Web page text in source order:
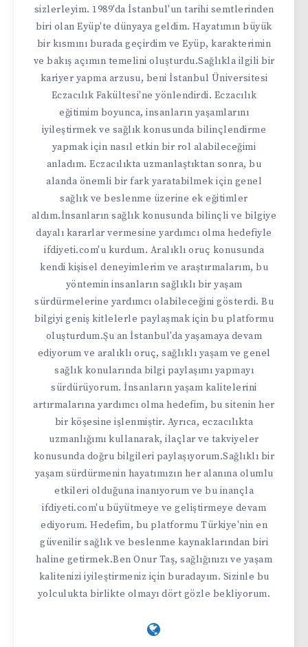
sizlerleyim. 1989'da İstanbul'un tarihi semtlerinden
biri olan Eyüp'te dünyaya geldim. Hayatımın büyük
bir kısmını burada geçirdim ve Eyüp, karakterimin
ve bakış açımın temelini oluşturdu.Sağlıkla ilgili bir
kariyer yapma arzusu, beni İstanbul Üniversitesi
Eczacılık Fakültesi'ne yönlendirdi. Eczacılık
eğitimim boyunca, insanların yaşamlarını
iyileştirmek ve sağlık konusunda bilinçlendirme
yapmak için nasıl etkin bir rol alabileceğimi
anladım. Eczacılıkta uzmanlaştıktan sonra, bu
alanda önemli bir fark yaratabilmek için genel
sağlık ve beslenme üzerine ek eğitimler
aldım.İnsanların sağlık konusunda bilinçli ve bilgiye
dayalı kararlar vermesine yardımcı olma hedefiyle
ifdiyeti.com'u kurdum. Aralıklı oruç konusunda
kendi kişisel deneyimlerim ve araştırmalarım, bu
yöntemin insanların sağlıklı bir yaşam
sürdürmelerine yardımcı olabileceğini gösterdi. Bu
bilgiyi geniş kitlelerle paylaşmak için bu platformu
oluşturdum.Şu an İstanbul'da yaşamaya devam
ediyorum ve aralıklı oruç, sağlıklı yaşam ve genel
sağlık konularında bilgi paylaşımı yapmayı
sürdürüyorum. İnsanların yaşam kalitelerini
artırmalarına yardımcı olma hedefim, bu sitenin her
bir köşesine işlenmiştir. Ayrıca, eczacılıkta
uzmanlığımı kullanarak, ilaçlar ve takviyeler
konusunda doğru bilgileri paylaşıyorum.Sağlıklı bir
yaşam sürdürmenin hayatımızın her alanına olumlu
etkileri olduğuna inanıyorum ve bu inançla
ifdiyeti.com'u büyütmeye ve geliştirmeye devam
ediyorum. Hedefim, bu platformu Türkiye'nin en
güvenilir sağlık ve beslenme kaynaklarından biri
haline getirmek.Ben Onur Taş, sağlığınızı ve yaşam
kalitenizi iyileştirmeniz için buradayım. Sizinle bu
yolculukta birlikte olmayı dört gözle bekliyorum.